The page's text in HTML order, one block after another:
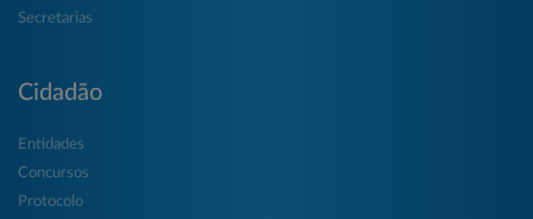
Secretarias
Cidadão
Entidades
Concursos
Protocolo